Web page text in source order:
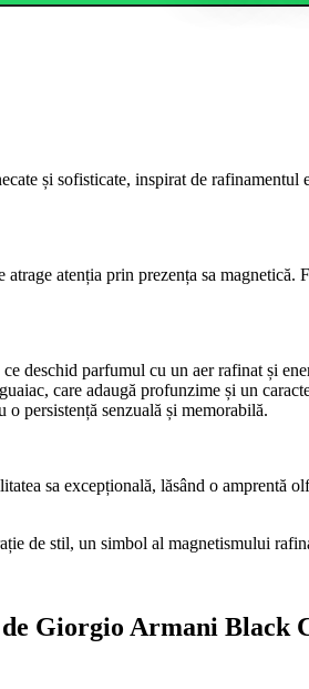
și sofisticate, inspirat de
atenția prin prezența sa
deschid parfumul cu un aer rafinat și
care adaugă profunzime și un
persistență senzuală și memorabilă.
sa excepțională, lăsând o amprentă
de stil, un simbol al magnetismului
Giorgio Armani Black